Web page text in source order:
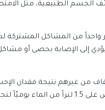
الجسم الطبيعية، مثل
من المشاكل المشتركة
إلى الإصابة بحصى أو مشاكل
من غيرهم نتيجة فقدان
الجفاف.